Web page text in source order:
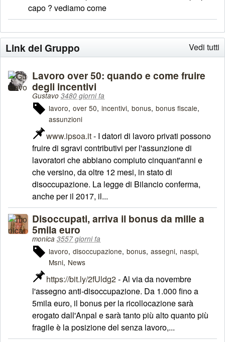
capo ? vediamo come
Vedi tutti
Link del Gruppo
Lavoro over 50: quando e come fruire
degli incentivi
Gustavo 3480 giorni fa
lavoro over 50 incentivi bonus bonus fiscale
assunzioni
www.ipsoa.it- I datori di lavoro privati possono
fruire di sgravi contributivi per l'assunzione di
lavoratori che abbiano compiuto cinquant'anni e
che versino, da oltre 12 mesi, in stato di
disoccupazione. La legge di Bilancio conferma,
anche per il 2017, il...
Disoccupati, arriva il bonus da mille a
5mila euro
monica 3557 giorni fa
lavoro disoccupazione bonus assegni naspi
Msni News
https://bit.ly/2fUldg2- Al via da novembre
l'assegno anti-disoccupazione. Da 1.000 fino a
5mila euro, il bonus per la ricollocazione sarà
erogato dall'Anpal e sarà tanto più alto quanto più
fragile è la posizione del senza lavoro,...